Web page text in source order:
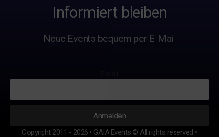
Informiert bleiben
Neue Events bequem per E-Mail
Copyright 2011 - 2026 • GAIA Events © All rights reserved •